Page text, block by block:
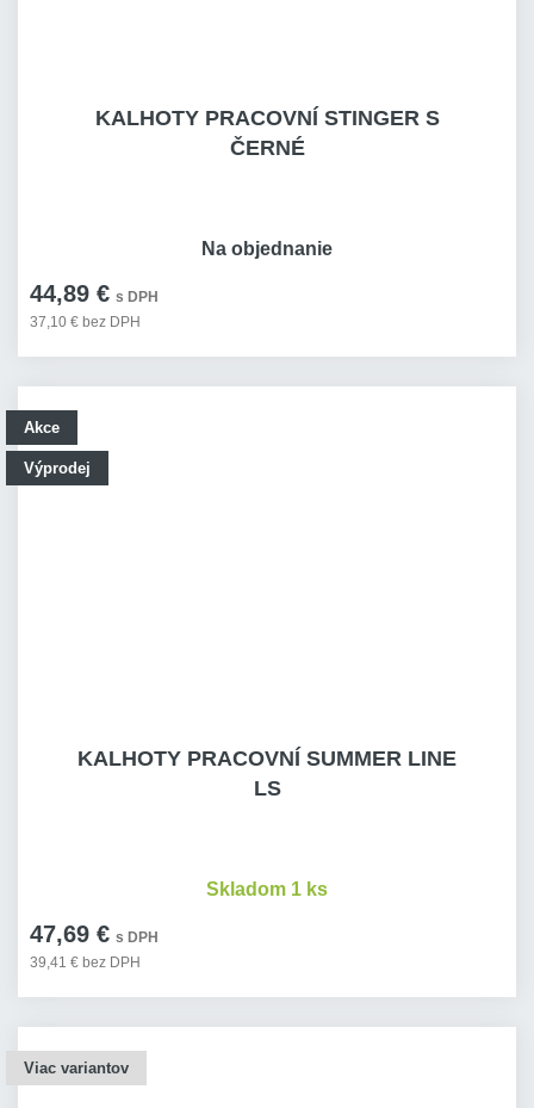
KALHOTY PRACOVNÍ STINGER S
ČERNÉ
44,89 € s DPH
37,10 € bez DPH
Na objednanie
Akce
Výprodej
KALHOTY PRACOVNÍ SUMMER LINE
LS
47,69 € s DPH
39,41 € bez DPH
Skladom 1 ks
Viac variantov